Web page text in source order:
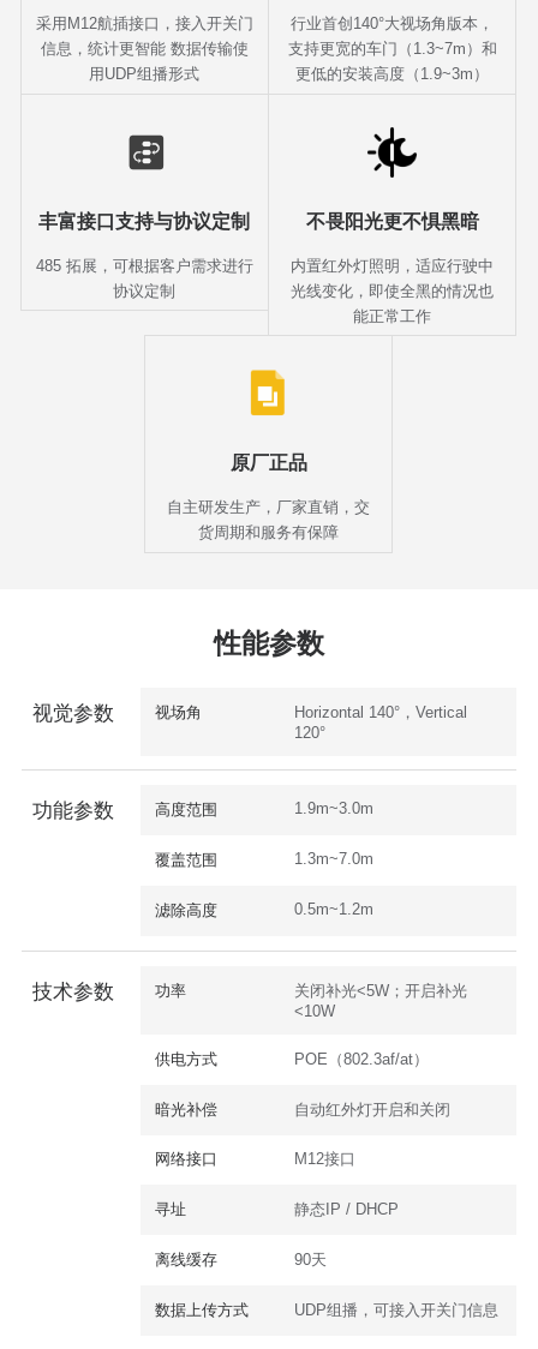
采用M12航插接口，接入开关门
信息，统计更智能 数据传输使
用UDP组播形式
行业首创140°大视场角版本，
支持更宽的车门（1.3~7m）和
更低的安装高度（1.9~3m）
丰富接口支持与协议定制
485 拓展，可根据客户需求进行
协议定制
不畏阳光更不惧黑暗
内置红外灯照明，适应行驶中
光线变化，即使全黑的情况也
能正常工作
原厂正品
自主研发生产，厂家直销，交
货周期和服务有保障
性能参数
视觉参数 视场角
Horizontal 140°，Vertical
120°
功能参数 高度范围 1.9m~3.0m
覆盖范围 1.3m~7.0m
滤除高度 0.5m~1.2m
技术参数 功率
关闭补光<5W；开启补光
<10W
供电方式 POE（802.3af/at）
暗光补偿 自动红外灯开启和关闭
网络接口 M12接口
寻址 静态IP / DHCP
离线缓存 90天
数据上传方式 UDP组播，可接入开关门信息